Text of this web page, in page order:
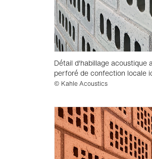
Détail d'habillage acoustique
perforé de confection locale
© Kahle Acoustics